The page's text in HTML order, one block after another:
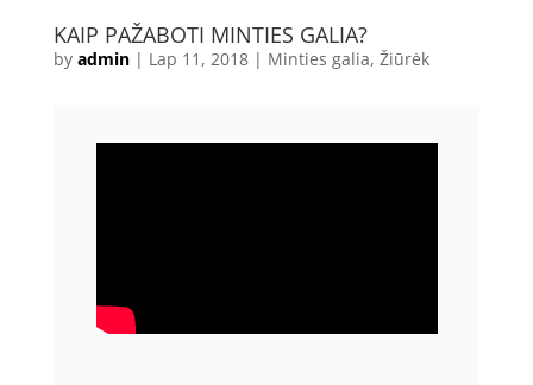
KAIP PAŽABOTI MINTIES GALIA?
by admin| Lap 11, 2018| Minties galia, Žiūrėk